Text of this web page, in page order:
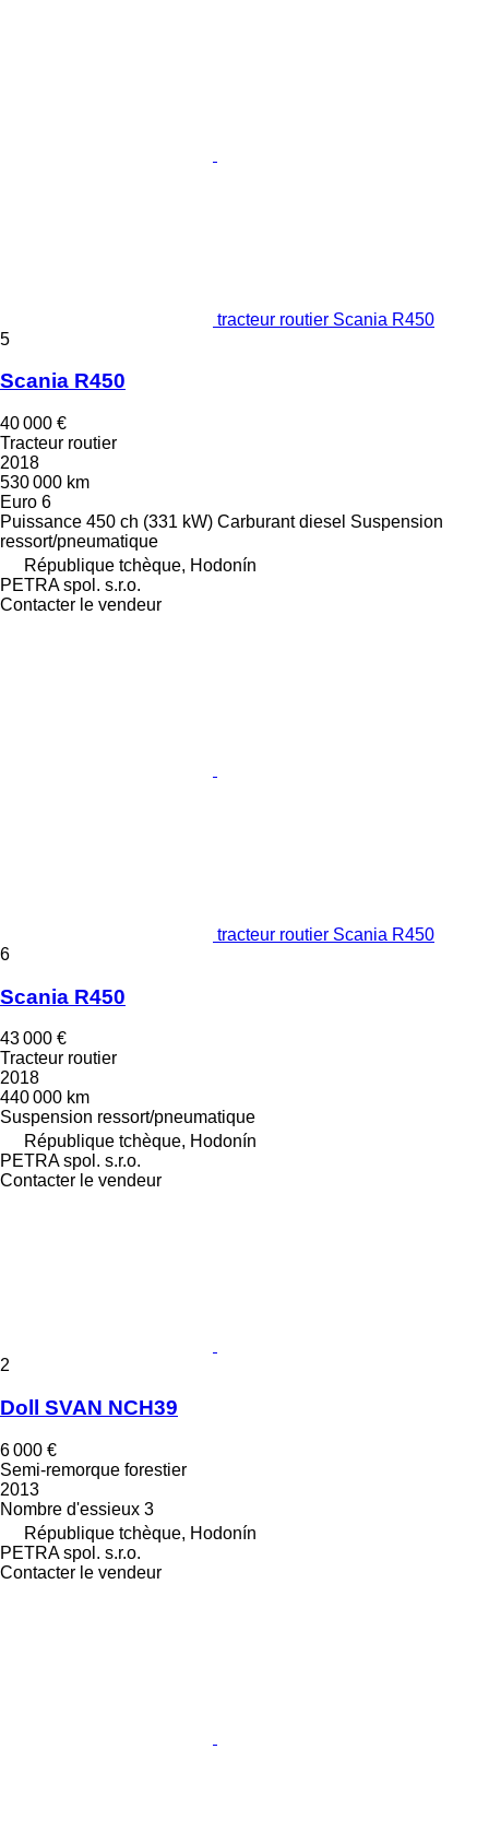
tracteur routier Scania R450
5
Scania R450
40 000 €
Tracteur routier
2018
530 000 km
Euro 6
Puissance 450 ch (331 kW) Carburant diesel Suspension
ressort/pneumatique
République tchèque, Hodonín
PETRA spol. s.r.o.
Contacter le vendeur
tracteur routier Scania R450
6
Scania R450
43 000 €
Tracteur routier
2018
440 000 km
Suspension ressort/pneumatique
République tchèque, Hodonín
PETRA spol. s.r.o.
Contacter le vendeur
2
Doll SVAN NCH39
6 000 €
Semi-remorque forestier
2013
Nombre d'essieux 3
République tchèque, Hodonín
PETRA spol. s.r.o.
Contacter le vendeur